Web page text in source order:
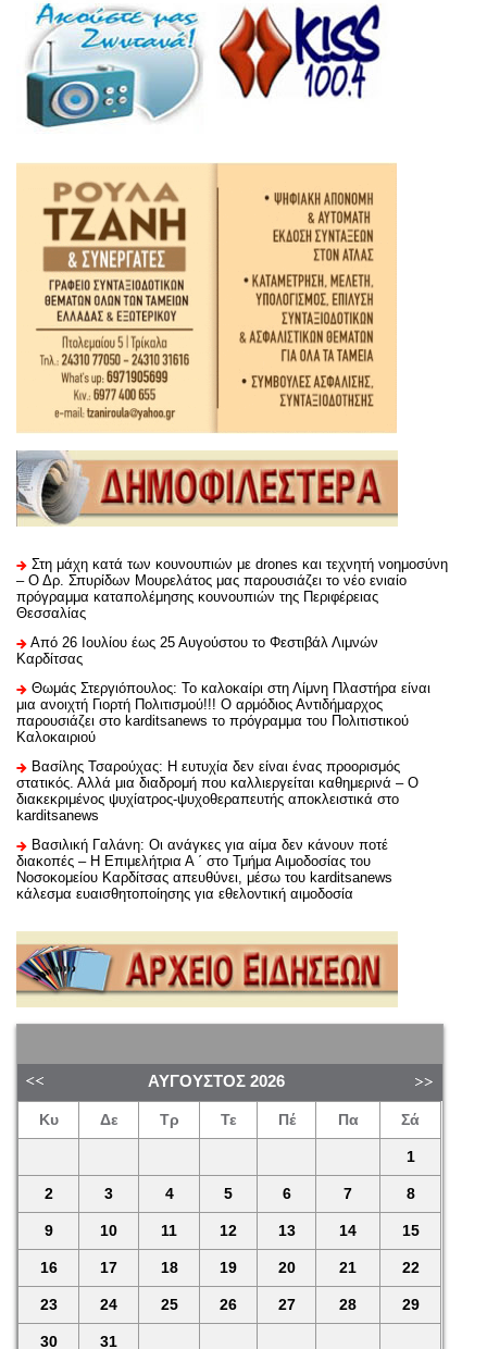
Στη μάχη κατά των κουνουπιών με drones και τεχνητή νοημοσύνη
– Ο Δρ. Σπυρίδων Μουρελάτος μας παρουσιάζει το νέο ενιαίο
πρόγραμμα καταπολέμησης κουνουπιών της Περιφέρειας
Θεσσαλίας
Από 26 Ιουλίου έως 25 Αυγούστου το Φεστιβάλ Λιμνών
Καρδίτσας
Θωμάς Στεργιόπουλος: Το καλοκαίρι στη Λίμνη Πλαστήρα είναι
μια ανοιχτή Γιορτή Πολιτισμού!!! Ο αρμόδιος Αντιδήμαρχος
παρουσιάζει στο karditsanews το πρόγραμμα του Πολιτιστικού
Καλοκαιριού
Βασίλης Τσαρούχας: Η ευτυχία δεν είναι ένας προορισμός
στατικός. Αλλά μια διαδρομή που καλλιεργείται καθημερινά – Ο
διακεκριμένος ψυχίατρος-ψυχοθεραπευτής αποκλειστικά στο
karditsanews
Βασιλική Γαλάνη: Οι ανάγκες για αίμα δεν κάνουν ποτέ
διακοπές – Η Επιμελήτρια Α ΄ στο Τμήμα Αιμοδοσίας του
Νοσοκομείου Καρδίτσας απευθύνει, μέσω του karditsanews
κάλεσμα ευαισθητοποίησης για εθελοντική αιμοδοσία
ΑΎΓΟΥΣΤΟΣ 2026
Κυ Δε Τρ Τε Πέ Πα Σά
1
2 3 4 5 6 7 8
9 10 11 12 13 14 15
16 17 18 19 20 21 22
23 24 25 26 27 28 29
30 31